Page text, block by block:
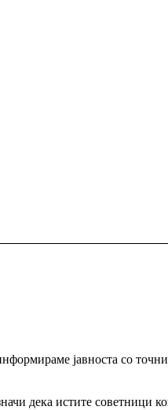
јавноста со
дека истите советници